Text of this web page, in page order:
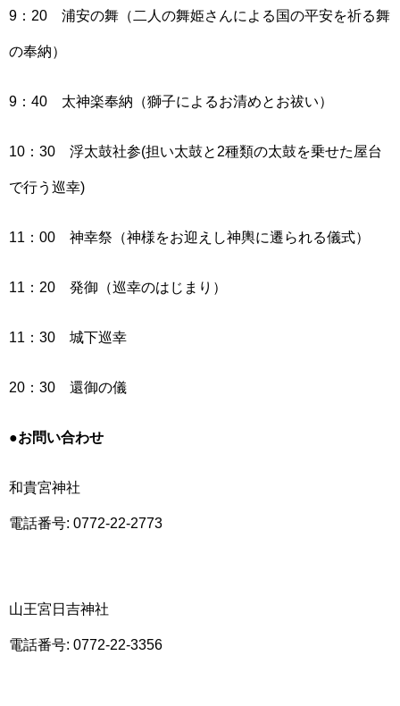
9：20 浦安の舞（二人の舞姫さんによる国の平安を祈る舞
の奉納）
9：40 太神楽奉納（獅子によるお清めとお祓い）
10：30 浮太鼓社参(担い太鼓と2種類の太鼓を乗せた屋台
で行う巡幸)
11：00 神幸祭（神様をお迎えし神輿に遷られる儀式）
11：20 発御（巡幸のはじまり）
11：30 城下巡幸
20：30 還御の儀
●お問い合わせ
和貴宮神社
電話番号: 0772-22-2773
山王宮日吉神社
電話番号: 0772-22-3356